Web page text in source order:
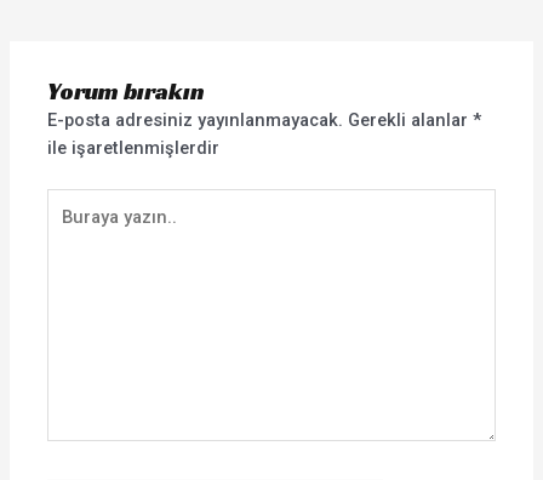
Yorum bırakın
E-posta adresiniz yayınlanmayacak. Gerekli alanlar*
ile işaretlenmişlerdir
yazın..